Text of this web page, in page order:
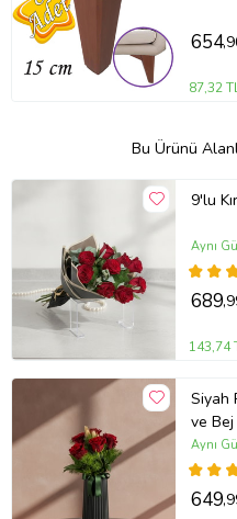
654
87,32
Bu Ürünü
9'lu
Aynı
689
143,74
Siyah
ve
Aynı
649